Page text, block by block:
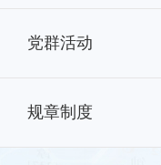
党群活动
规章制度